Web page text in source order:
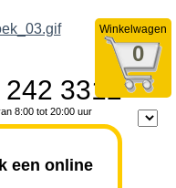
Winkelwagen
0
242 3312
8:00 tot 20:00 uur
een online